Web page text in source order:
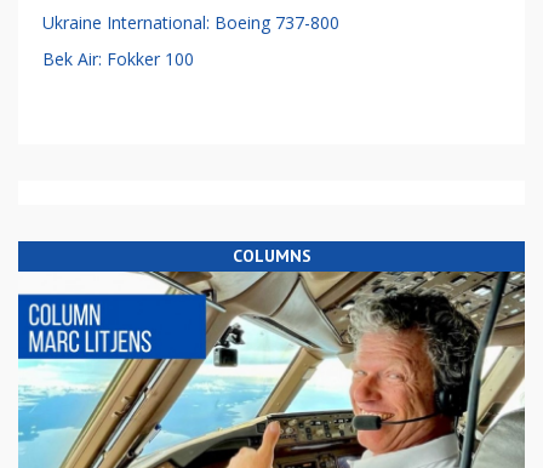
Ukraine International: Boeing 737-800
Bek Air: Fokker 100
COLUMNS